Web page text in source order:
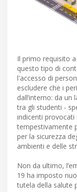
Il primo requisito
questo tipo di
l'accesso di
escludere che i
dall’interno: da
tra gli studenti -
indicenti provocati
tempestivamente
per la sicurezza
ambienti e delle
Non da ultimo,
19 ha imposto
tutela della salute